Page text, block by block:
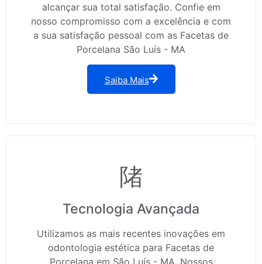
alcançar sua total satisfação. Confie em
nosso compromisso com a excelência e com
a sua satisfação pessoal com as Facetas de
Porcelana São Luís - MA
Saiba Mais
Tecnologia Avançada
Utilizamos as mais recentes inovações em
odontologia estética para Facetas de
Porcelana em São Luís - MA. Nossos